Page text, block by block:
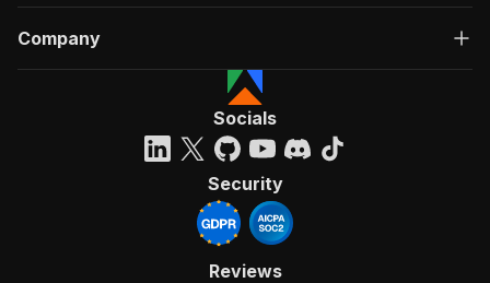
Company
Socials
Security
Reviews